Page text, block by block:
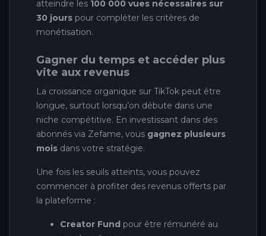
atteindre les 100 000 vues nécessaires sur
30 jours pour compléter les critères de
monétisation.
Gagner du temps et accéder plus
vite aux revenus
La croissance organique sur TikTok peut être
longue, surtout lorsqu’on débute dans une
niche compétitive. En investissant dans des
abonnés via Zefame, vous gagnez plusieurs
mois dans votre stratégie.
Une fois les seuils atteints, vous pouvez
commencer à profiter des revenus offerts par
la plateforme :
Creator Fund pour être rémunéré au